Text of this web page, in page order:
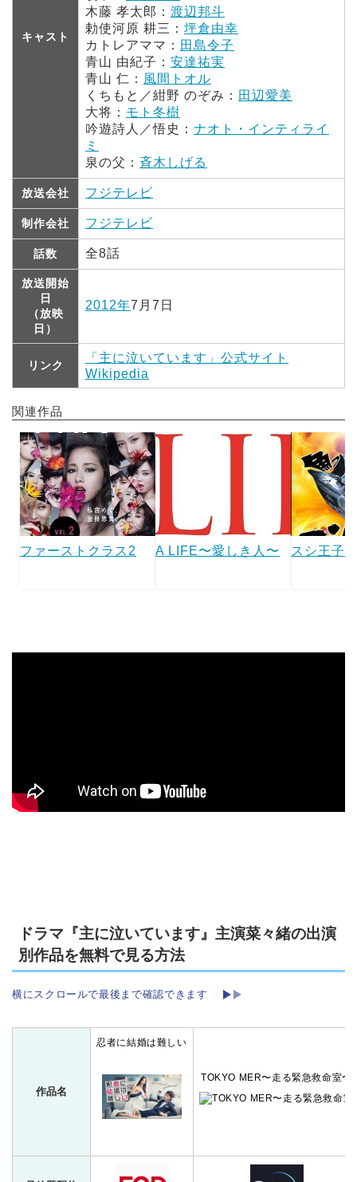
キャスト
木藤 孝太郎： 渡辺邦斗
勅使河原 耕三： 坪倉由幸
カトレアママ： 田島令子
青山 由紀子： 安達祐実
青山 仁： 風間トオル
くちもと／紺野 のぞみ： 田辺愛美
大将： モト冬樹
吟遊詩人／悟史： ナオト・インティライ
ミ
泉の父： 斉木しげる
放送会社 フジテレビ
制作会社 フジテレビ
話数 全8話
放送開始
日
（放映
日）
2012年7月7日
リンク
「主に泣いています」公式サイト
Wikipedia
関連作品
ファーストクラス2 A LIFE〜愛しき人〜 スシ王子!
ドラマ『主に泣いています』主演菜々緒の出演
別作品を無料で見る方法
横にスクロールで最後まで確認できます
作品名
忍者に結婚は難しい
TOKYO MER〜走る緊急救命室〜